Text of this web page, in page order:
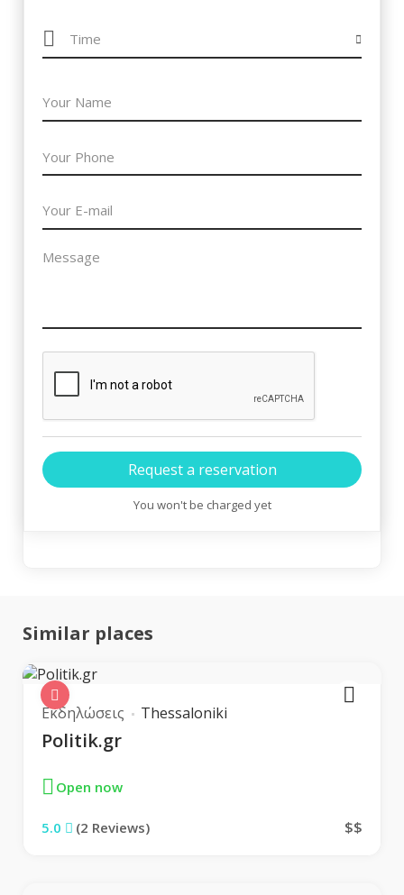
You won't be charged yet
Similar places
Εκδηλώσεις Thessaloniki
Politik.gr
Open now
5.0 (2 Reviews) $$